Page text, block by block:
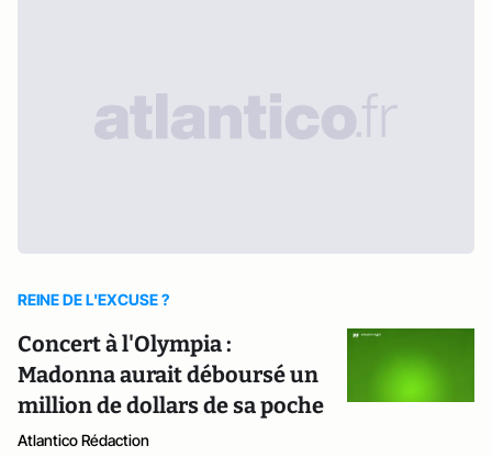
REINE DE L'EXCUSE ?
Concert à l'Olympia :
Madonna aurait déboursé un
million de dollars de sa poche
Atlantico Rédaction